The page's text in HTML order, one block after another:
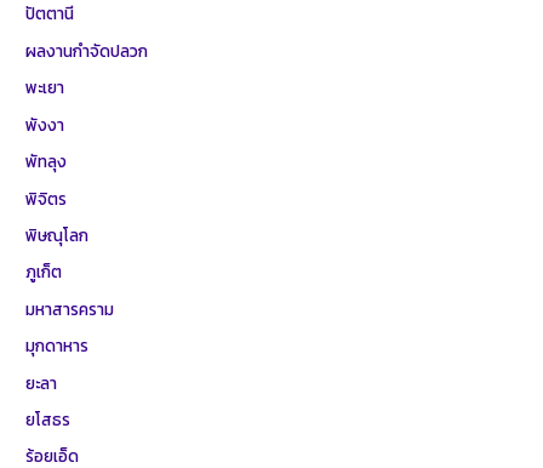
ปัตตานี
ผลงานกำจัดปลวก
พะเยา
พังงา
พัทลุง
พิจิตร
พิษณุโลก
ภูเก็ต
มหาสารคราม
มุกดาหาร
ยะลา
ยโสธร
ร้อยเอ็ด